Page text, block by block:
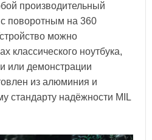
производительный
поворотным на 360
можно
классического ноутбука,
или демонстрации
из алюминия и
стандарту надёжности MIL